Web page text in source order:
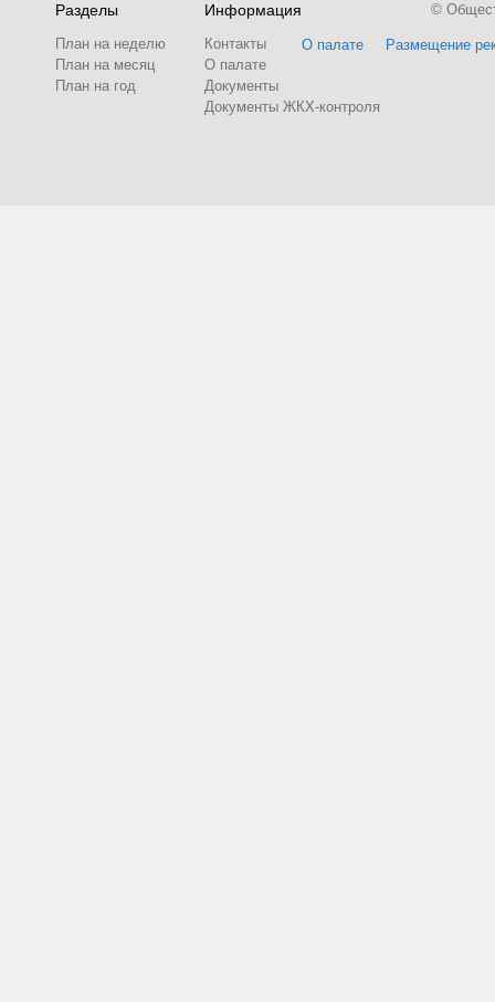
Разделы
План на неделю
План на месяц
План на год
Информация
Контакты
О палате
Документы
Документы ЖКХ-контроля
О палате Размещение
©